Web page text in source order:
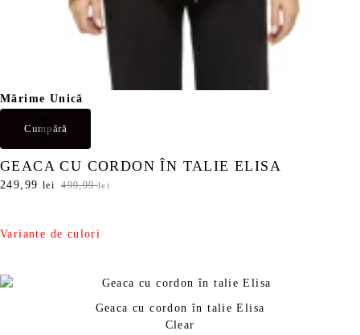
Mărime Unică
Cumpără
GEACA CU CORDON ÎN TALIE ELISA
499,99lei
P
ț
i
249,99 lei
P
ț
c
Variante de culori
Geaca cu cordon în talie Elisa
Clear